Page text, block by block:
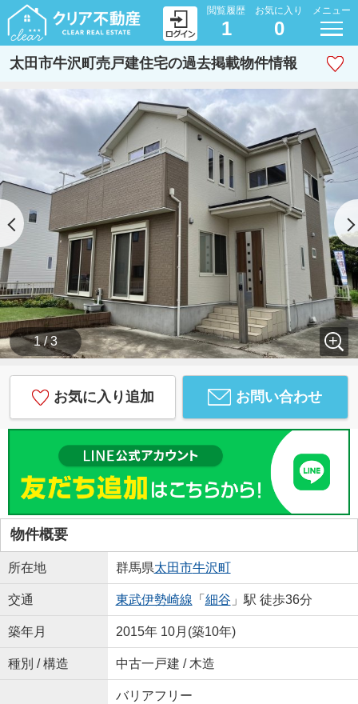
閲覧履歴
1
お気に入り
0
メニュー
太田市牛沢町売戸建住宅の過去掲載物件情報
1 / 3
お気に入り追加 お問い合わせ
物件概要
所在地 群馬県太田市牛沢町
交通 東武伊勢崎線 「 細谷 」駅 徒歩36分
築年月 2015年 10月(築10年)
種別 / 構造 中古一戸建 / 木造
バリアフリー